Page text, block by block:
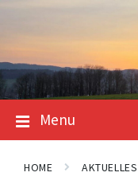
content
main
footer
Menu
HOME AKTUELLES